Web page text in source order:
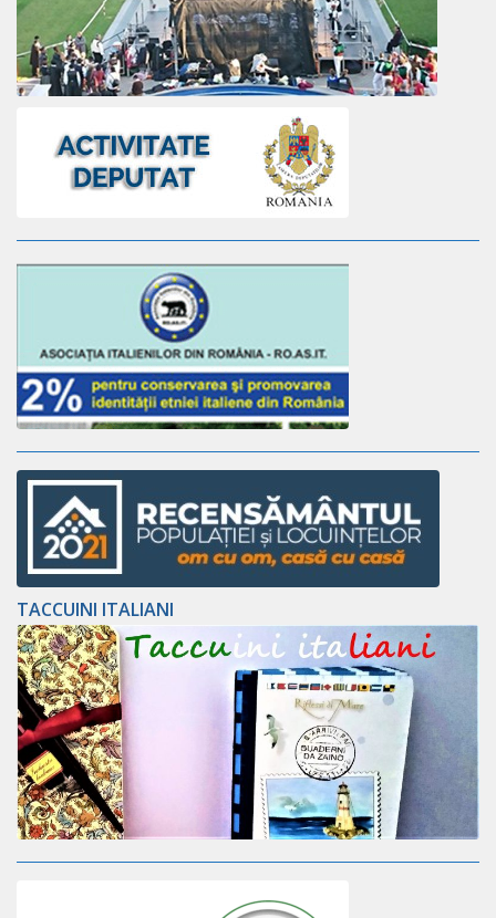
TACCUINI ITALIANI